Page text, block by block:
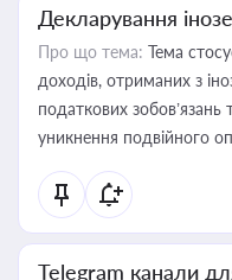
Декларування
Про що тема: Тема
доходів, отриманих з
податкових зобов’язань
уникнення подвійного
Telegram канали